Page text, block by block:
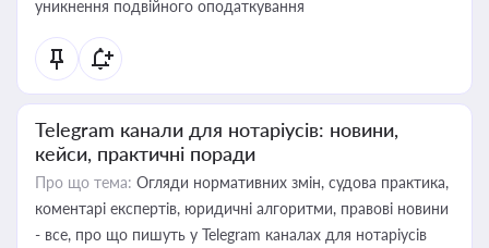
уникнення подвійного оподаткування
Telegram канали для нотаріусів: новини,
кейси, практичні поради
Про що тема: Огляди нормативних змін, судова практика,
коментарі експертів, юридичні алгоритми, правові новини
- все, про що пишуть у Telegram каналах для нотаріусів